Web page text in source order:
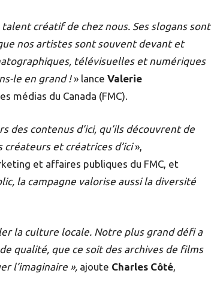
créatif de chez nous. Ses slogans sont
nos artistes sont souvent devant et
télévisuelles et numériques
le en grand ! » lance Valerie
médias du Canada (FMC).
des contenus d’ici, qu’ils découvrent de
créateurs et créatrices d’ici»,
et affaires publiques du FMC, et
la campagne valorise aussi la diversité
la culture locale. Notre plus grand défi a
qualité, que ce soit des archives de films
l’imaginaire », ajoute Charles Côté,